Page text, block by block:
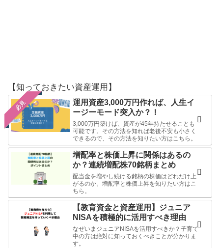
【知っておきたい資産運用】
必見
運用資産3,000万円作れば、人生イ
ージーモード突入か？！
3,000万円築けば、資産が45年持たせることも
可能です。その方法を知れば老後不安も小さく
できるので、その方法を知りたい方はこちら。
増配率と株価上昇に関係はあるの
か？連続増配株70銘柄まとめ
配当金を増やし続ける銘柄の株価はどれだけ上
がるのか。増配率と株価上昇を知りたい方はこ
ちら。
【教育資金と資産運用】ジュニア
NISAを積極的に活用すべき理由
なぜいまジュニアNISAを活用すべきか？子育て
中の方は絶対に知っておくべきことが分かりま
す。